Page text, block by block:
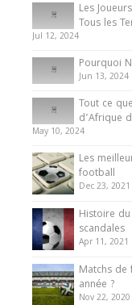
Que peut-on
31 July 2025
Les
Tous les
Jul 12, 2024
Pourquoi
Jun 13, 2024
Tout ce
d’Afrique
May 10, 2024
Les
football
Dec 23, 2021
Histoire
scandales
Apr 11, 2021
Matchs
année ?
Nov 22, 2020